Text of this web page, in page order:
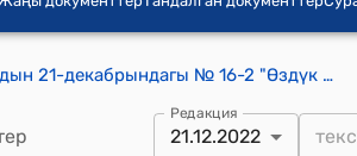
Кызыл-Туу айылдык кеңешинин 2022-жылдын 21-декабрындагы № 16-2 "Өздүк салымга каражат бөлүп берүү жөнүндө" токтому
Редакция
21.12.2022